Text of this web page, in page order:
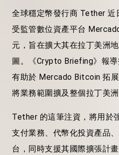
全球穩定幣發行商 Tether 近
受監管數位資產平台
元，旨在擴大其在拉丁美洲
圖。《Crypto Briefing》報
有助於 Mercado Bitcoin 拓
將業務範圍擴及整個拉丁美洲
Tether 的這筆注資，將用於
支付業務、代幣化投資產品
台，同時支援其國際擴張計